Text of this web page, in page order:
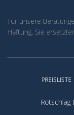
Für unsere
Haftung. Sie
PREISLISTE
Rotschlag